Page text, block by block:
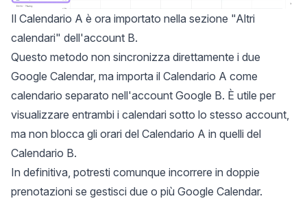
Il Calendario A è ora importato nella sezione "Altri
calendari" dell'account B.
Questo metodo non sincronizza direttamente i due
Google Calendar, ma importa il Calendario A come
calendario separato nell'account Google B. È utile per
visualizzare entrambi i calendari sotto lo stesso account,
ma non blocca gli orari del Calendario A in quelli del
Calendario B.
In definitiva, potresti comunque incorrere in doppie
prenotazioni se gestisci due o più Google Calendar.